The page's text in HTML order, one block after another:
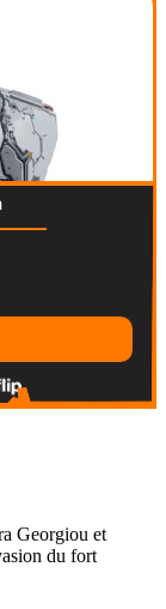
Georgiou et
du fort